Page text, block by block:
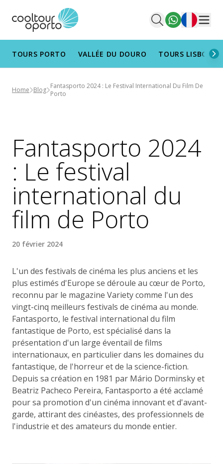
Français
TOURS PORTO VALLÉE DU DOURO TOURS
Home Blog Fantasporto 2024 : Le Festival International Du Film De
Porto
Fantasporto 2024
: Le festival
international du
film de Porto
20 février 2024
L'un des festivals de cinéma les plus anciens et les
plus estimés d'Europe se déroule au cœur de Porto,
reconnu par le magazine Variety comme l'un des
vingt-cinq meilleurs festivals de cinéma au monde.
Fantasporto, le festival international du film
fantastique de Porto, est spécialisé dans la
présentation d'un large éventail de films
internationaux, en particulier dans les domaines du
fantastique, de l'horreur et de la science-fiction.
Depuis sa création en 1981 par Mário Dorminsky et
Beatriz Pacheco Pereira, Fantasporto a été acclamé
pour sa promotion d'un cinéma innovant et d'avant-
garde, attirant des cinéastes, des professionnels de
l'industrie et des amateurs du monde entier.